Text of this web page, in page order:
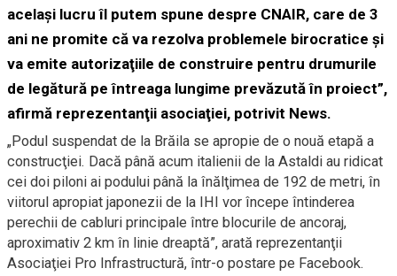
acelaşi lucru îl putem spune despre CNAIR, care de 3
ani ne promite că va rezolva problemele birocratice şi
va emite autorizaţiile de construire pentru drumurile
de legătură pe întreaga lungime prevăzută în proiect”,
afirmă reprezentanţii asociaţiei, potrivit News.
„Podul suspendat de la Brăila se apropie de o nouă etapă a
construcţiei. Dacă până acum italienii de la Astaldi au ridicat
cei doi piloni ai podului până la înălţimea de 192 de metri, în
viitorul apropiat japonezii de la IHI vor începe întinderea
perechii de cabluri principale între blocurile de ancoraj,
aproximativ 2 km în linie dreaptă”, arată reprezentanţii
Asociaţiei Pro Infrastructură, într-o postare pe Facebook.